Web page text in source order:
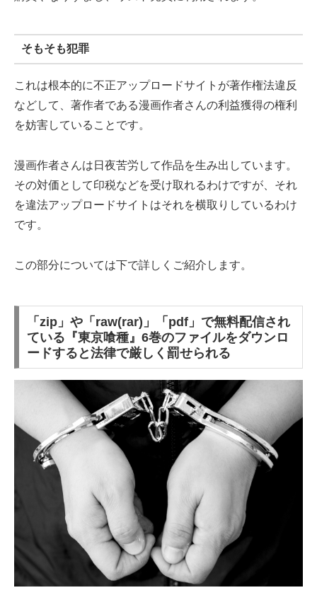
そもそも犯罪
これは根本的に不正アップロードサイトが著作権法違反
などして、著作者である漫画作者さんの利益獲得の権利
を妨害していることです。
漫画作者さんは日夜苦労して作品を生み出しています。
その対価として印税などを受け取れるわけですが、それ
を違法アップロードサイトはそれを横取りしているわけ
です。
この部分については下で詳しくご紹介します。
「zip」や「raw(rar)」「pdf」で無料配信され
ている『東京喰種』6巻のファイルをダウンロ
ードすると法律で厳しく罰せられる